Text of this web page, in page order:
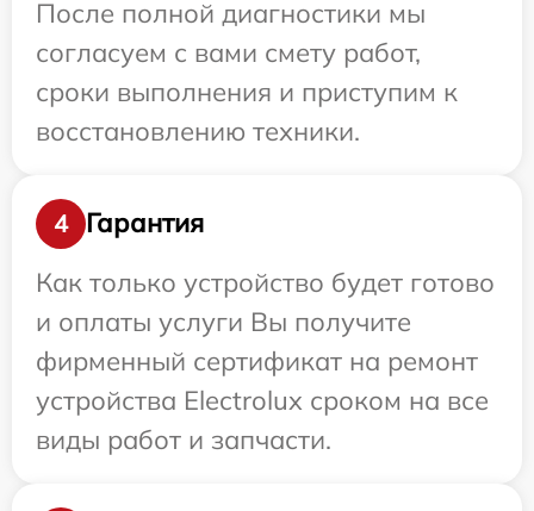
После полной диагностики мы
согласуем с вами смету работ,
сроки выполнения и приступим к
восстановлению техники.
4
Гарантия
Как только устройство будет готово
и оплаты услуги Вы получите
фирменный сертификат на ремонт
устройства Electrolux сроком на все
виды работ и запчасти.